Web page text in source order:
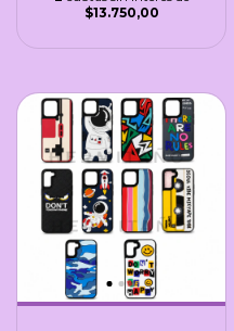
$13.750,00